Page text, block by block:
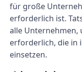
für große
erforderlich ist.
alle Unternehmen,
erforderlich, die in
einsetzen.